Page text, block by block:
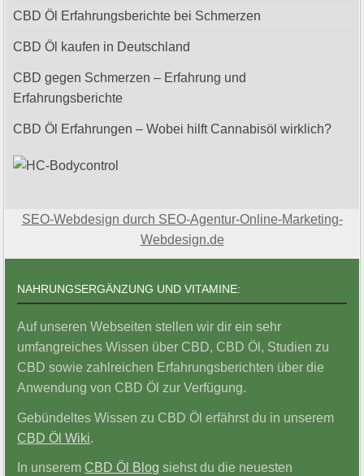
CBD Öl Erfahrungsberichte bei Schmerzen
CBD Öl kaufen in Deutschland
CBD gegen Schmerzen – Erfahrung und
Erfahrungsberichte
CBD Öl Erfahrungen – Wobei hilft Cannabisöl wirklich?
SEO-Webdesign durch SEO-Agentur-Online-Marketing-
Webdesign.de
NAHRUNGSERGÄNZUNG UND VITAMINE:
Auf unseren Webseiten stellen wir dir ein sehr
umfangreiches Wissen über CBD, CBD Öl, Studien zu
CBD sowie zahlreichen Erfahrungsberichten über die
Anwendung von CBD Öl zur Verfügung.
Gebündeltes Wissen zu CBD Öl erfährst du in unserem
CBD Öl Wiki.
In unserem CBD Öl Blog siehst du die neuesten